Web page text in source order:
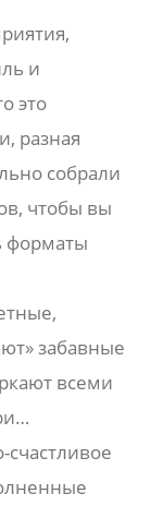
и
это
разная
собрали
чтобы вы
форматы
забавные
всеми